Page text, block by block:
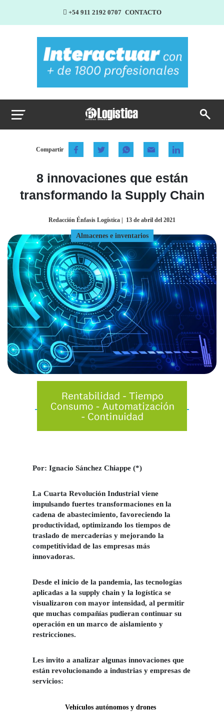
+54 911 2192 0707 CONTACTO
Compartir
8 innovaciones que están
transformando la Supply Chain
Redacción Énfasis Logística | 13 de abril del 2021
Almacenes e inventarios
Por: Ignacio Sánchez Chiappe (*)
La Cuarta Revolución Industrial viene
impulsando fuertes transformaciones en la
cadena de abastecimiento, favoreciendo la
productividad, optimizando los tiempos de
traslado de mercaderías y mejorando la
competitividad de las empresas más
innovadoras.
Desde el inicio de la pandemia, las tecnologías
aplicadas a la supply chain y la logística se
visualizaron con mayor intensidad, al permitir
que muchas compañías pudieran continuar su
operación en un marco de aislamiento y
restricciones.
Les invito a analizar algunas innovaciones que
están revolucionando a industrias y empresas de
servicios:
Vehículos autónomos y drones